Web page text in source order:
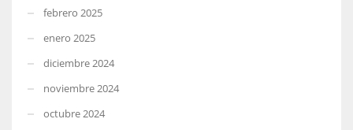
febrero 2025
enero 2025
diciembre 2024
noviembre 2024
octubre 2024